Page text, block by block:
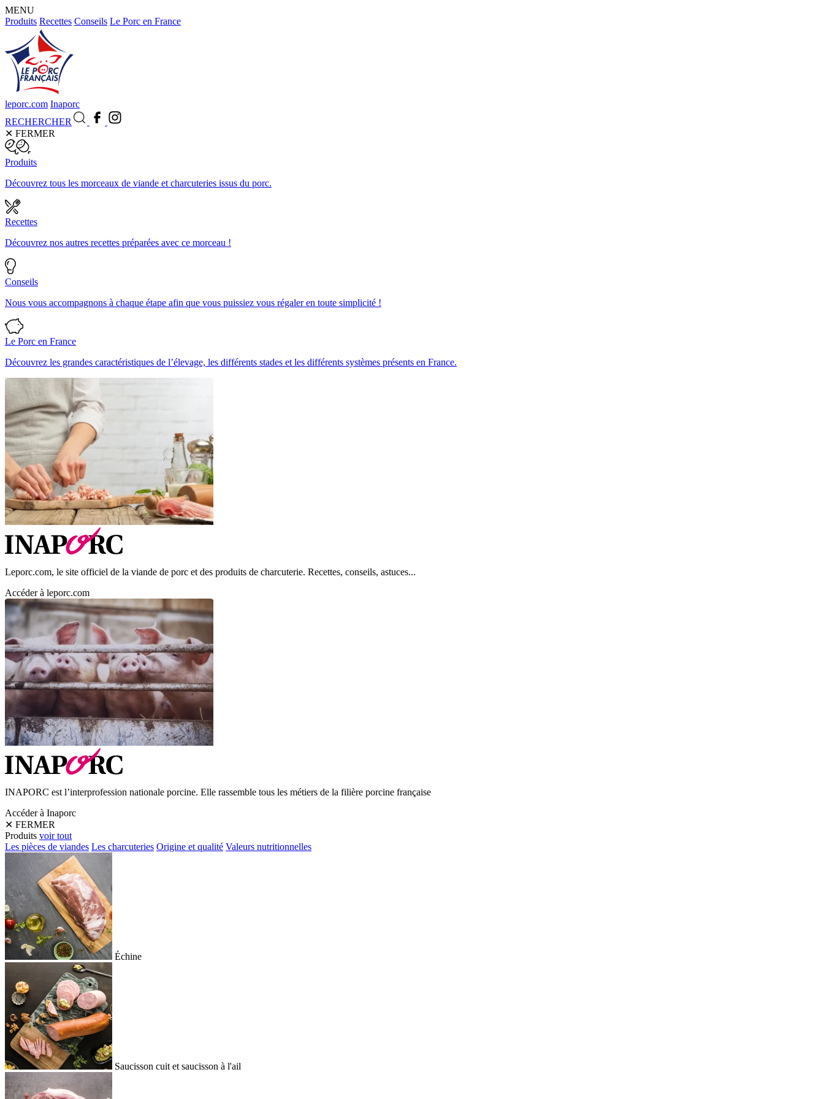
MENU
Produits Recettes Conseils Le Porc en France
leporc.com Inaporc
RECHERCHER
✕ FERMER
Produits
Découvrez tous les morceaux de viande et charcuteries issus du porc.
Recettes
Découvrez nos autres recettes préparées avec ce morceau !
Conseils
Nous vous accompagnons à chaque étape afin que vous puissiez vous régaler en toute simplicité !
Le Porc en France
Découvrez les grandes caractéristiques de l’élevage, les différents stades et les différents systèmes présents en France.
Leporc.com, le site officiel de la viande de porc et des produits de charcuterie. Recettes, conseils, astuces...
Accéder à leporc.com
INAPORC est l’interprofession nationale porcine. Elle rassemble tous les métiers de la filière porcine française
Accéder à Inaporc
✕ FERMER
Produits voir tout
Les pièces de viandes Les charcuteries Origine et qualité Valeurs nutritionnelles
Échine
Saucisson cuit et saucisson à l'ail